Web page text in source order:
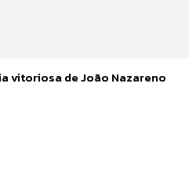
vitoriosa de João Nazareno